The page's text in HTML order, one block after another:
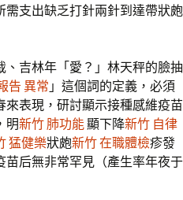
支出缺乏打針兩針到達帶狀皰
吉林年「愛？」林天秤的臉抽
告 異常 」這個詞的定義，必須
表現，研討顯示接種感維疫苗
明新竹 肺功能顯下降新竹 自律
猛健樂狀皰新竹 在職體檢疹發
后無非常罕見（產生率年夜于